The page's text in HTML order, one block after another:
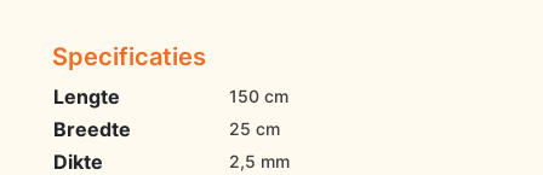
Specificaties
Lengte 150 cm
Breedte 25 cm
Dikte 2,5 mm